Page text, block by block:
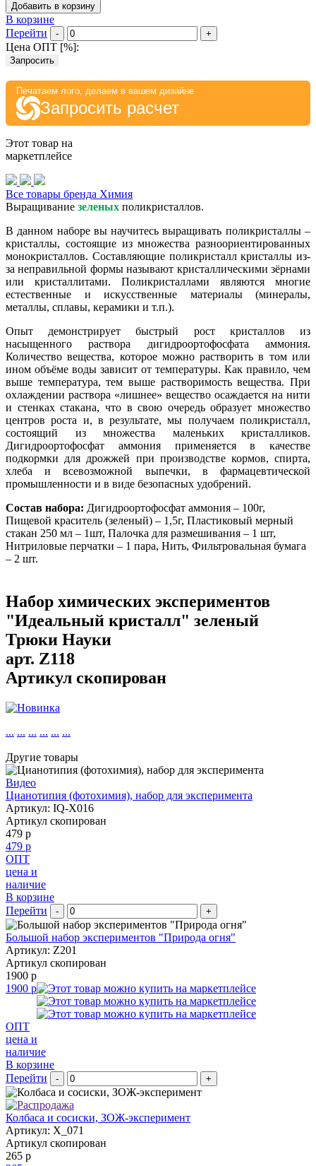
Добавить в корзину
В корзине
Перейти
- +
Цена ОПТ [%]:
Запросить
Печатаем лого, делаем в вашем дизайне
Запросить расчет
Этот товар на
маркетплейсе
Все товары бренда Химия
Выращивание зеленых поликристаллов.
В данном наборе вы научитесь выращивать поликристаллы –
кристаллы, состоящие из множества разноориентированных
монокристаллов. Составляющие поликристалл кристаллы из-
за неправильной формы называют кристаллическими зёрнами
или кристаллитами. Поликристаллами являются многие
естественные и искусственные материалы (минералы,
металлы, сплавы, керамики и т.п.).
Опыт демонстрирует быстрый рост кристаллов из
насыщенного раствора дигидроортофосфата аммония.
Количество вещества, которое можно растворить в том или
ином объёме воды зависит от температуры. Как правило, чем
выше температура, тем выше растворимость вещества. При
охлаждении раствора «лишнее» вещество осаждается на нити
и стенках стакана, что в свою очередь образует множество
центров роста и, в результате, мы получаем поликристалл,
состоящий из множества маленьких кристалликов.
Дигидроортофосфат аммония применяется в качестве
подкормки для дрожжей при производстве кормов, спирта,
хлеба и всевозможной выпечки, в фармацевтической
промышленности и в виде безопасных удобрений.
Состав набора: Дигидроортофосфат аммония – 100г,
Пищевой краситель (зеленый) – 1,5г, Пластиковый мерный
стакан 250 мл – 1шт, Палочка для размешивания – 1 шт,
Нитриловые перчатки – 1 пара, Нить, Фильтровальная бумага
– 2 шт.
Набор химических экспериментов
"Идеальный кристалл" зеленый
Трюки Науки
арт. Z118
Артикул скопирован
... ... ... ... ... ...
Другие товары
Видео
Цианотипия (фотохимия), набор для эксперимента
Артикул: IQ-X016
Артикул скопирован
479 р
479 р
ОПТ
цена и
наличие
В корзине
Перейти
- +
Большой набор экспериментов "Природа огня"
Артикул: Z201
Артикул скопирован
1900 р
1900 р
ОПТ
цена и
наличие
В корзине
Перейти
- +
Колбаса и сосиски, ЗОЖ-эксперимент
Артикул: X_071
Артикул скопирован
265 р